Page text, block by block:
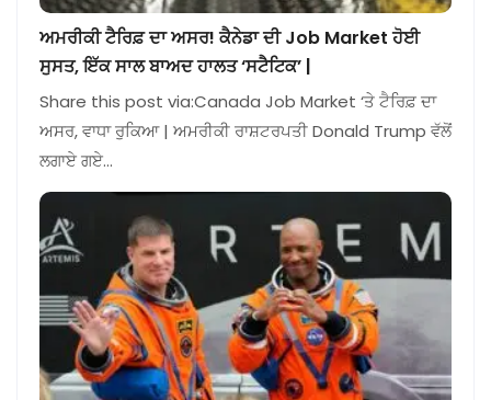
ਅਮਰੀਕੀ ਟੈਰਿਫ਼ ਦਾ ਅਸਰ! ਕੈਨੇਡਾ ਦੀ Job Market ਹੋਈ
ਸੁਸਤ, ਇੱਕ ਸਾਲ ਬਾਅਦ ਹਾਲਤ ‘ਸਟੈਟਿਕ’ |
Share this post via:Canada Job Market ‘ਤੇ ਟੈਰਿਫ਼ ਦਾ
ਅਸਰ, ਵਾਧਾ ਰੁਕਿਆ | ਅਮਰੀਕੀ ਰਾਸ਼ਟਰਪਤੀ Donald Trump ਵੱਲੋਂ
ਲਗਾਏ ਗਏ…